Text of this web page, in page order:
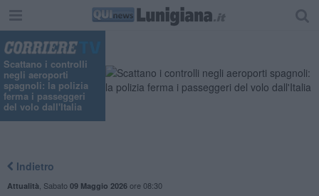
Scattano i controlli
negli aeroporti
spagnoli: la polizia
ferma i passeggeri
del volo dall'Italia
Indietro
Attualità Sabato 09 Maggio 2026ore 08:30